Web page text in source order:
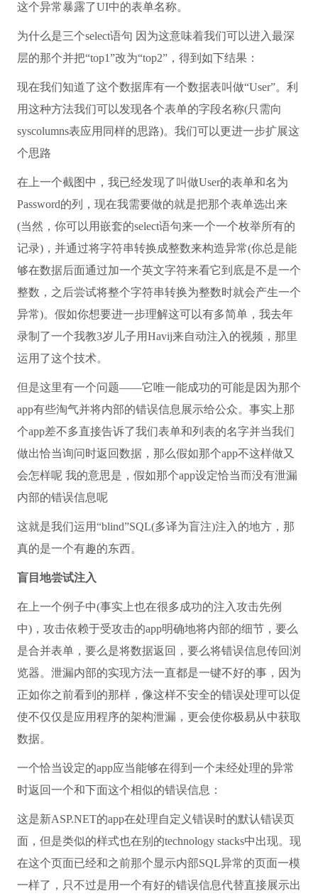
这个异常暴露了UI中的表单名称。
为什么是三个select语句 因为这意味着我们可以进入最深
层的那个并把“top1”改为“top2”，得到如下结果：
现在我们知道了这个数据库有一个数据表叫做“User”。利
用这种方法我们可以发现各个表单的字段名称(只需向
syscolumns表应用同样的思路)。我们可以更进一步扩展这
个思路
在上一个截图中，我已经发现了叫做User的表单和名为
Password的列，现在我需要做的就是把那个表单选出来
(当然，你可以用嵌套的select语句来一个一个枚举所有的
记录)，并通过将字符串转换成整数来构造异常(你总是能
够在数据后面通过加一个英文字符来看它到底是不是一个
整数，之后尝试将整个字符串转换为整数时就会产生一个
异常)。假如你想要进一步理解这可以有多简单，我去年
录制了一个我教3岁儿子用Havij来自动注入的视频，那里
运用了这个技术。
但是这里有一个问题——它唯一能成功的可能是因为那个
app有些淘气并将内部的错误信息展示给公众。事实上那
个app差不多直接告诉了我们表单和列表的名字并当我们
做出恰当询问时返回数据，那么假如那个app不这样做又
会怎样呢 我的意思是，假如那个app设定恰当而没有泄漏
内部的错误信息呢
这就是我们运用“blind”SQL(多译为盲注)注入的地方，那
真的是一个有趣的东西。
盲目地尝试注入
在上一个例子中(事实上也在很多成功的注入攻击先例
中)，攻击依赖于受攻击的app明确地将内部的细节，要么
是合并表单，要么是将数据返回，要么将错误信息传回浏
览器。泄漏内部的实现方法一直都是一键不好的事，因为
正如你之前看到的那样，像这样不安全的错误处理可以促
使不仅仅是应用程序的架构泄漏，更会使你极易从中获取
数据。
一个恰当设定的app应当能够在得到一个未经处理的异常
时返回一个和下面这个相似的错误信息：
这是新ASP.NET的app在处理自定义错误时的默认错误页
面，但是类似的样式也在别的technology stacks中出现。现
在这个页面已经和之前那个显示内部SQL异常的页面一模
一样了，只不过是用一个有好的错误信息代替直接展示出